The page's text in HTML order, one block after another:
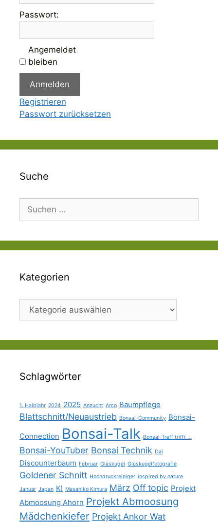
Passwort:
Angemeldet
bleiben
Anmelden
Registrieren
Passwort zurücksetzen
Suche
Suchen
nach:
Kategorien
Kategorien
Schlagwörter
1. Halbjahr 2024 2025 Anzucht Arco Baumpflege
Blattschnitt/Neuaustrieb Bonsai-Community Bonsai-
Connection Bonsai-Talk Bonsai-Treff trifft ...
Bonsai-YouTuber Bonsai Technik Dai
Discounterbaum Februar Glaskugel Glaskugelfotografie
Goldener Schnitt Hochdruckreiniger inspired by nature
Januar Japan KI Masahiko Kimura März Off topic Projekt
Abmoosung Ahorn Projekt Abmoosung
Mädchenkiefer Projekt Ankor Wat